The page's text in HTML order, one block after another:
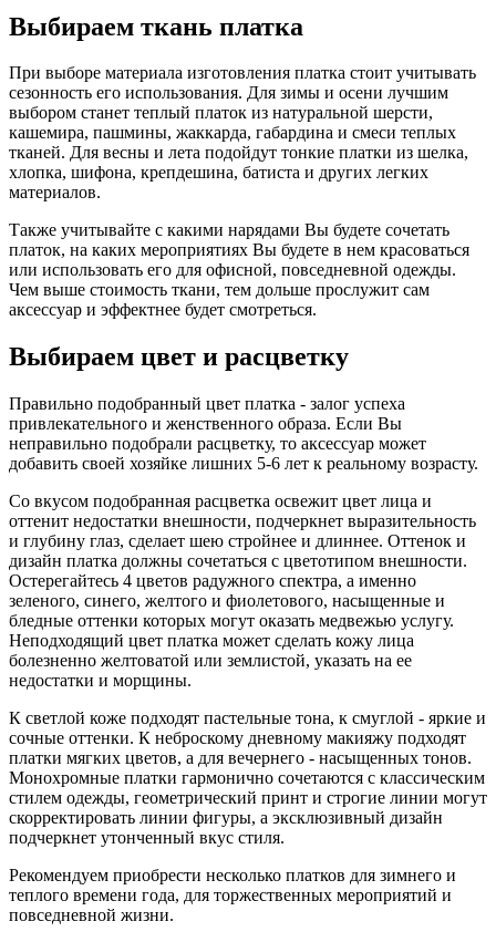
Выбираем ткань платка
При выборе материала изготовления платка стоит учитывать
сезонность его использования. Для зимы и осени лучшим
выбором станет теплый платок из натуральной шерсти,
кашемира, пашмины, жаккарда, габардина и смеси теплых
тканей. Для весны и лета подойдут тонкие платки из шелка,
хлопка, шифона, крепдешина, батиста и других легких
материалов.
Также учитывайте с какими нарядами Вы будете сочетать
платок, на каких мероприятиях Вы будете в нем красоваться
или использовать его для офисной, повседневной одежды.
Чем выше стоимость ткани, тем дольше прослужит сам
аксессуар и эффектнее будет смотреться.
Выбираем цвет и расцветку
Правильно подобранный цвет платка - залог успеха
привлекательного и женственного образа. Если Вы
неправильно подобрали расцветку, то аксессуар может
добавить своей хозяйке лишних 5-6 лет к реальному возрасту.
Со вкусом подобранная расцветка освежит цвет лица и
оттенит недостатки внешности, подчеркнет выразительность
и глубину глаз, сделает шею стройнее и длиннее. Оттенок и
дизайн платка должны сочетаться с цветотипом внешности.
Остерегайтесь 4 цветов радужного спектра, а именно
зеленого, синего, желтого и фиолетового, насыщенные и
бледные оттенки которых могут оказать медвежью услугу.
Неподходящий цвет платка может сделать кожу лица
болезненно желтоватой или землистой, указать на ее
недостатки и морщины.
К светлой коже подходят пастельные тона, к смуглой - яркие и
сочные оттенки. К неброскому дневному макияжу подходят
платки мягких цветов, а для вечернего - насыщенных тонов.
Монохромные платки гармонично сочетаются с классическим
стилем одежды, геометрический принт и строгие линии могут
скорректировать линии фигуры, а эксклюзивный дизайн
подчеркнет утонченный вкус стиля.
Рекомендуем приобрести несколько платков для зимнего и
теплого времени года, для торжественных мероприятий и
повседневной жизни.